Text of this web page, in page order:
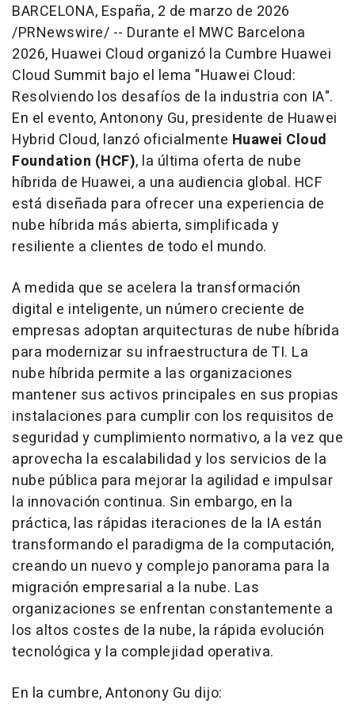
BARCELONA, España, 2 de marzo de 2026
/PRNewswire/ -- Durante el MWC Barcelona
2026, Huawei Cloud organizó la Cumbre Huawei
Cloud Summit bajo el lema "Huawei Cloud:
Resolviendo los desafíos de la industria con IA".
En el evento, Antonony Gu, presidente de Huawei
Hybrid Cloud, lanzó oficialmente Huawei Cloud
Foundation (HCF), la última oferta de nube
híbrida de Huawei, a una audiencia global. HCF
está diseñada para ofrecer una experiencia de
nube híbrida más abierta, simplificada y
resiliente a clientes de todo el mundo.
A medida que se acelera la transformación
digital e inteligente, un número creciente de
empresas adoptan arquitecturas de nube híbrida
para modernizar su infraestructura de TI. La
nube híbrida permite a las organizaciones
mantener sus activos principales en sus propias
instalaciones para cumplir con los requisitos de
seguridad y cumplimiento normativo, a la vez que
aprovecha la escalabilidad y los servicios de la
nube pública para mejorar la agilidad e impulsar
la innovación continua. Sin embargo, en la
práctica, las rápidas iteraciones de la IA están
transformando el paradigma de la computación,
creando un nuevo y complejo panorama para la
migración empresarial a la nube. Las
organizaciones se enfrentan constantemente a
los altos costes de la nube, la rápida evolución
tecnológica y la complejidad operativa.
En la cumbre, Antonony Gu dijo: